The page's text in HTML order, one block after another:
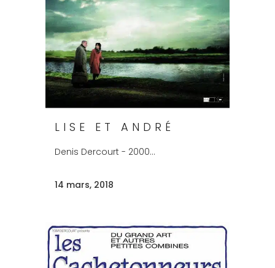
LISE ET ANDRÉ
Denis Dercourt - 2000...
14 mars, 2018